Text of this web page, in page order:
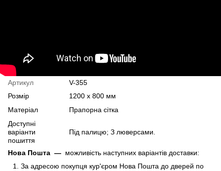
Артикул
V-355
Розмір
1200 х 800 мм
Матеріал
Прапорна сітка
Доступні
варіанти
пошиття
Під палицю; З люверсами.
Нова Пошта — можливість наступних варіантів доставки:
За адресою покупця кур'єром Нова Пошта до дверей по